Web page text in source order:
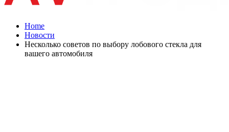
Home
Новости
Несколько советов по выбору лобового стекла для
вашего автомобиля